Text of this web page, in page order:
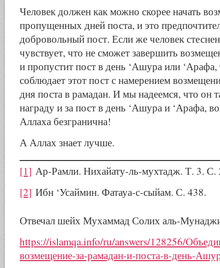
Человек должен как можно скорее начать
пропущенных дней поста, и это
добровольный пост. Если же человек
чувствует, что не сможет завершить
и пропустит пост в день ‘Ашура или ‘Арафа,
соблюдает этот пост с намерением
дня поста в рамадан. И мы надеемся, что он
награду и за пост в день ‘Ашура и ‘Арафа,
Аллаха безгранична!
А Аллах знает лучше.
[1] Ар-Рамли. Нихайату-ль-мухтадж. Т. 3. С.
[2] Ибн ‘Усаймин. Фатауа-с-сыйам. С. 438.
Отвечал шейх Мухаммад Солих аль-
https://islamqa.info/ru/answers/128256/
возмещение-за-рамадан-и-поста-в-день-